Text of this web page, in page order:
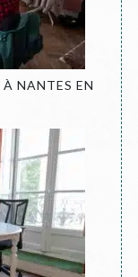
NANTES EN